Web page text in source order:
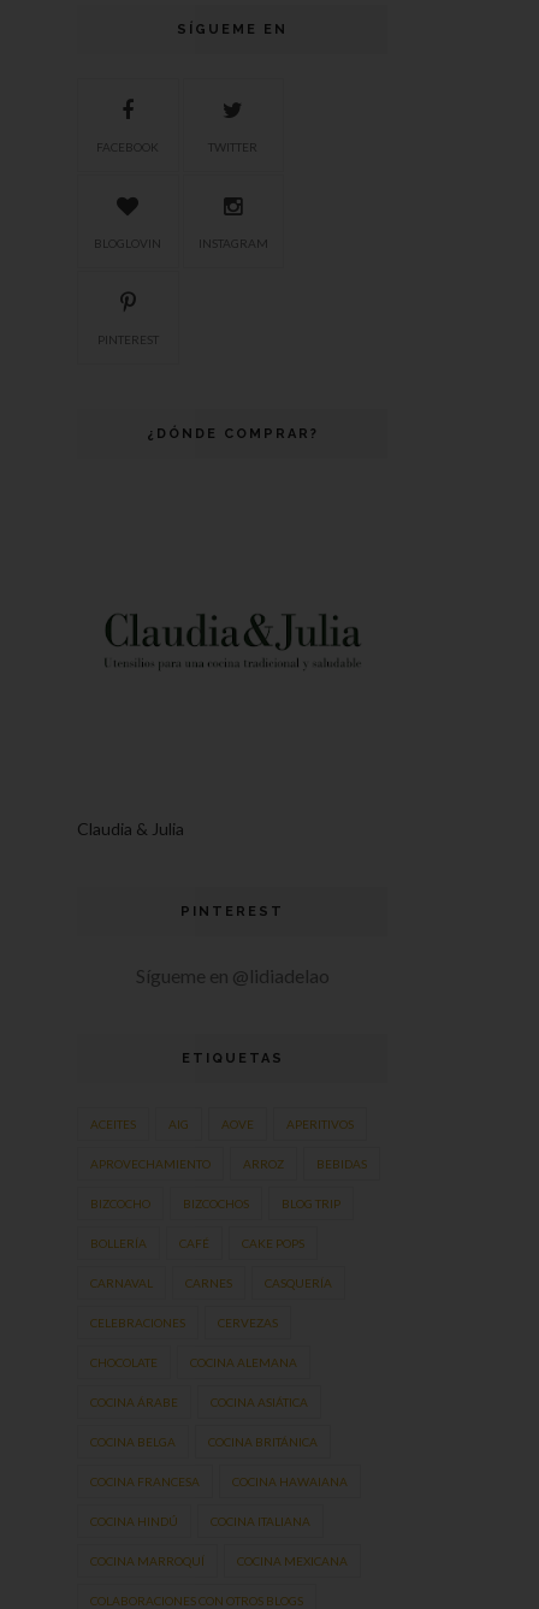
SÍGUEME EN
FACEBOOK TWITTER
BLOGLOVIN INSTAGRAM
PINTEREST
¿DÓNDE COMPRAR?
Claudia & Julia
PINTEREST
Sígueme en @lidiadelao
ETIQUETAS
ACEITES AIG AOVE APERITIVOS
APROVECHAMIENTO ARROZ BEBIDAS
BIZCOCHO BIZCOCHOS BLOG TRIP
BOLLERÍA CAFÉ CAKE POPS
CARNAVAL CARNES CASQUERÍA
CELEBRACIONES CERVEZAS
CHOCOLATE COCINA ALEMANA
COCINA ÁRABE COCINA ASIÁTICA
COCINA BELGA COCINA BRITÁNICA
COCINA FRANCESA COCINA HAWAIANA
COCINA HINDÚ COCINA ITALIANA
COCINA MARROQUÍ COCINA MEXICANA
COLABORACIONES CON OTROS BLOGS